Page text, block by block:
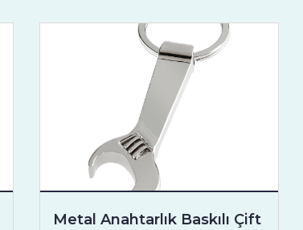
Metal Anahtarlık Baskılı Çift